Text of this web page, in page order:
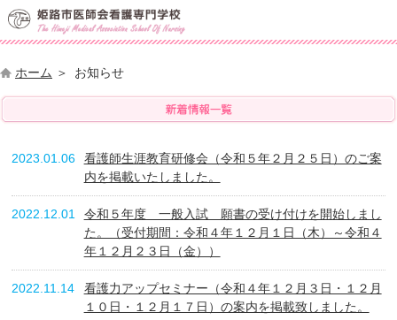
ホーム お知らせ
2023.01.06
看護師生涯教育研修会（令和５年２月２５日）のご案
内を掲載いたしました。
2022.12.01
令和５年度 一般入試 願書の受け付けを開始しまし
た。（受付期間：令和４年１２月１日（木）～令和４
年１２月２３日（金））
2022.11.14
看護力アップセミナー（令和４年１２月３日・１２月
１０日・１２月１７日）の案内を掲載致しました。